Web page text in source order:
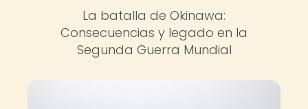
La batalla de Okinawa:
Consecuencias y legado en la
Segunda Guerra Mundial